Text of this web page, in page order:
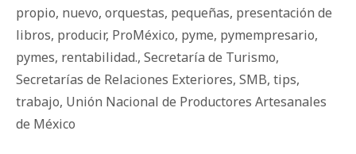
propio, nuevo, orquestas, pequeñas, presentación de
libros, producir, ProMéxico, pyme, pymempresario,
pymes, rentabilidad., Secretaría de Turismo,
Secretarías de Relaciones Exteriores, SMB, tips,
trabajo, Unión Nacional de Productores Artesanales
de México